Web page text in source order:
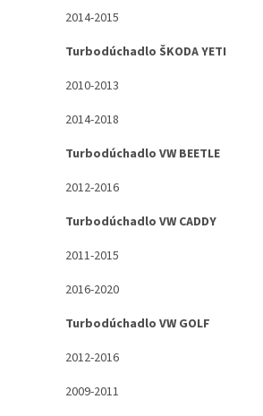
2014-2015
Turbodúchadlo ŠKODA YETI
2010-2013
2014-2018
Turbodúchadlo VW BEETLE
2012-2016
Turbodúchadlo VW CADDY
2011-2015
2016-2020
Turbodúchadlo VW GOLF
2012-2016
2009-2011